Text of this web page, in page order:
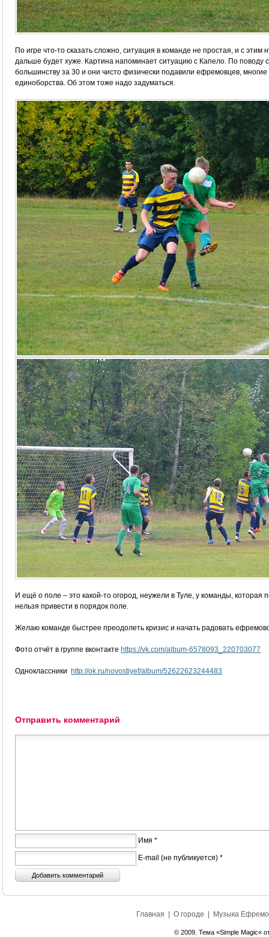
По игре что-то сказать сложно, ситуация в команде не простая, и с этим
дальше будет хуже. Картина напоминает ситуацию с Капело. По поводу
большинству за 30 и они чисто физически подавили ефремовцев,
единоборства. Об этом тоже надо задуматься.
И ещё о поле – это какой-то огород, неужели в Туле, у команды, которая
нельзя привести в порядок поле.
Желаю команде быстрее преодолеть кризис и начать радовать
Фото отчёт в группе вконтакте https://vk.com/album-6578093_220703077
Одноклассники http://ok.ru/novostiyef/album/52622623244483
Отправить комментарий
Имя *
E-mail (не публикуется) *
Главная О городе Музыка
© 2009. Тема «Simple Magic«